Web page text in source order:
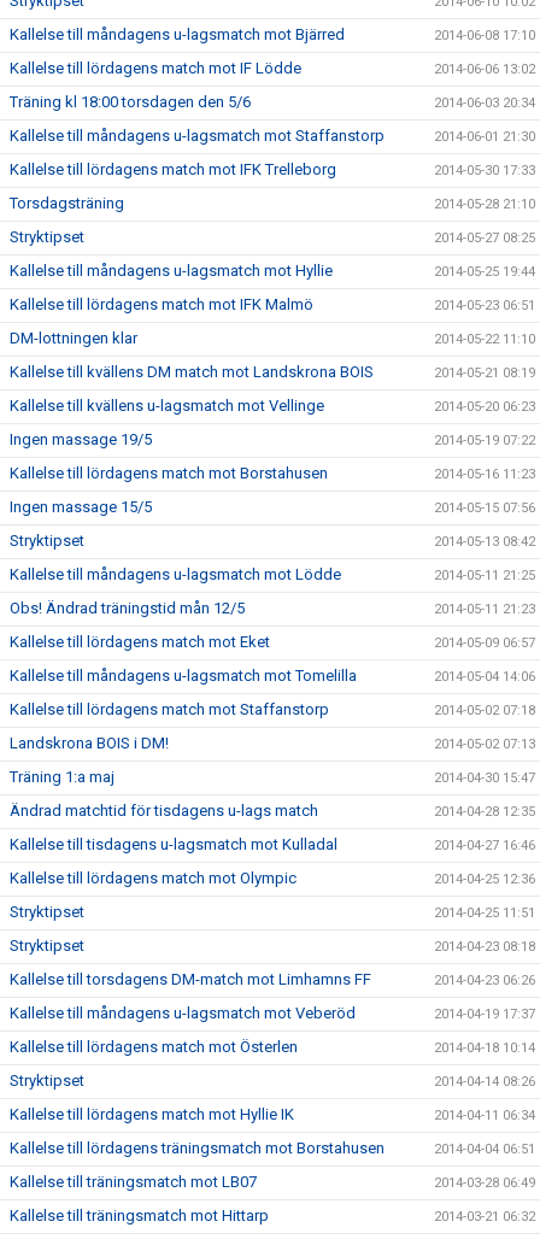
Kallelse till måndagens u-lagsmatch mot Bjärred 2014-06-08 17:10
Kallelse till lördagens match mot IF Lödde 2014-06-06 13:02
Träning kl 18:00 torsdagen den 5/6 2014-06-03 20:34
Kallelse till måndagens u-lagsmatch mot Staffanstorp 2014-06-01 21:30
Kallelse till lördagens match mot IFK Trelleborg 2014-05-30 17:33
Torsdagsträning 2014-05-28 21:10
Stryktipset 2014-05-27 08:25
Kallelse till måndagens u-lagsmatch mot Hyllie 2014-05-25 19:44
Kallelse till lördagens match mot IFK Malmö 2014-05-23 06:51
DM-lottningen klar 2014-05-22 11:10
Kallelse till kvällens DM match mot Landskrona BOIS 2014-05-21 08:19
Kallelse till kvällens u-lagsmatch mot Vellinge 2014-05-20 06:23
Ingen massage 19/5 2014-05-19 07:22
Kallelse till lördagens match mot Borstahusen 2014-05-16 11:23
Ingen massage 15/5 2014-05-15 07:56
Stryktipset 2014-05-13 08:42
Kallelse till måndagens u-lagsmatch mot Lödde 2014-05-11 21:25
Obs! Ändrad träningstid mån 12/5 2014-05-11 21:23
Kallelse till lördagens match mot Eket 2014-05-09 06:57
Kallelse till måndagens u-lagsmatch mot Tomelilla 2014-05-04 14:06
Kallelse till lördagens match mot Staffanstorp 2014-05-02 07:18
Landskrona BOIS i DM! 2014-05-02 07:13
Träning 1:a maj 2014-04-30 15:47
Ändrad matchtid för tisdagens u-lags match 2014-04-28 12:35
Kallelse till tisdagens u-lagsmatch mot Kulladal 2014-04-27 16:46
Kallelse till lördagens match mot Olympic 2014-04-25 12:36
Stryktipset 2014-04-25 11:51
Stryktipset 2014-04-23 08:18
Kallelse till torsdagens DM-match mot Limhamns FF 2014-04-23 06:26
Kallelse till måndagens u-lagsmatch mot Veberöd 2014-04-19 17:37
Kallelse till lördagens match mot Österlen 2014-04-18 10:14
Stryktipset 2014-04-14 08:26
Kallelse till lördagens match mot Hyllie IK 2014-04-11 06:34
Kallelse till lördagens träningsmatch mot Borstahusen 2014-04-04 06:51
Kallelse till träningsmatch mot LB07 2014-03-28 06:49
Kallelse till träningsmatch mot Hittarp 2014-03-21 06:32